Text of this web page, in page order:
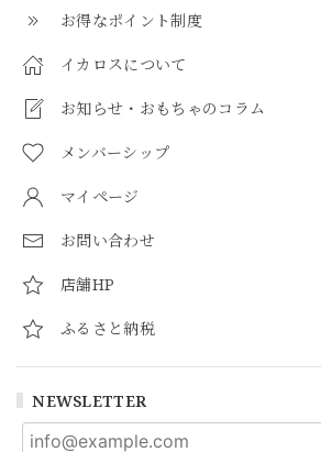
お得なポイント制度
イカロスについて
お知らせ・おもちゃのコラム
メンバーシップ
マイページ
お問い合わせ
店舗HP
ふるさと納税
NEWSLETTER